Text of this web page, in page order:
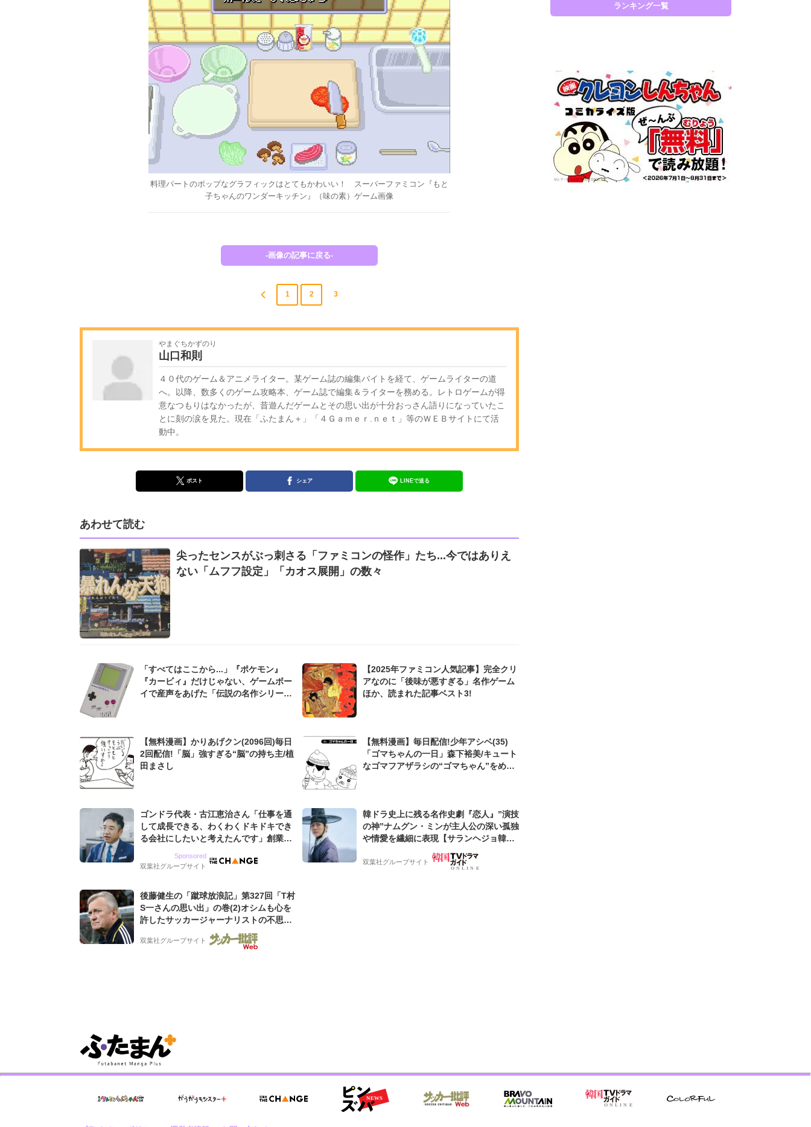
料理パートのポップなグラフィックはとてもかわいい！ スーパーファミコン『もと
子ちゃんのワンダーキッチン』（味の素）ゲーム画像
-画像の記事に戻る-
1 2 3
やまぐちかずのり
山口和則
４０代のゲーム＆アニメライター。某ゲーム誌の編集バイトを経て、ゲームライターの道
へ。以降、数多くのゲーム攻略本、ゲーム誌で編集＆ライターを務める。レトロゲームが得
意なつもりはなかったが、昔遊んだゲームとその思い出が十分おっさん語りになっていたこ
とに刻の涙を見た。現在「ふたまん＋」「４Ｇａｍｅｒ.ｎｅｔ」等のＷＥＢサイトにて活
動中。
ポスト シェア LINEで送る
あわせて読む
尖ったセンスがぶっ刺さる「ファミコンの怪作」たち...今ではありえ
ない「ムフフ設定」「カオス展開」の数々
「すべてはここから...」『ポケモン』
『カービィ』だけじゃない、ゲームボー
イで産声をあげた「伝説の名作シリー
【2025年ファミコン人気記事】完全クリ
アなのに「後味が悪すぎる」名作ゲーム
ほか、読まれた記事ベスト3!
【無料漫画】かりあげクン(2096回)毎日
2回配信!「脳」強すぎる“脳”の持ち主/植
田まさし
【無料漫画】毎日配信!少年アシベ(35)
「ゴマちゃんの一日」森下裕美/キュート
なゴマフアザラシの“ゴマちゃん”をめぐ
ゴンドラ代表・古江恵治さん「仕事を通
して成長できる、わくわくドキドキでき
る会社にしたいと考えたんです」創業来
グ会社のアイデンティティ
Sponsored
双葉社グループサイト
韓ドラ史上に残る名作史劇『恋人』”演技
の神”ナムグン・ミンが主人公の深い孤独
や情愛を繊細に表現【サランヘジョ韓ド
双葉社グループサイト
後藤健生の「蹴球放浪記」第327回「T村
S一さんの思い出」の巻(2)オシムも心を
許したサッカージャーナリストの不思議
な人徳。全州のはずが原州へ? 愛すべき
男の“大迷子”伝説
双葉社グループサイト
ランキング一覧